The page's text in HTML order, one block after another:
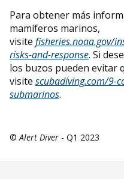
Para obtener más
mamíferos marinos,
visite fisheries.noaa.gov/
risks-and-response. Si
los buzos pueden evitar
visite scubadiving.com/9-
submarinos.
©Alert Diver - Q1 2023